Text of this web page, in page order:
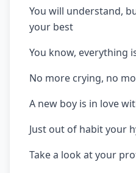
You will understand,
your best
You know, everything
No more crying, no
A new boy is in love
Just out of habit your
Take a look at your